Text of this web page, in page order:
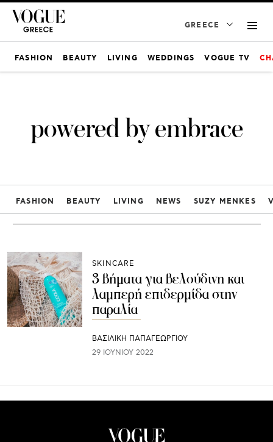
GREECE
FASHION BEAUTY LIVING WEDDINGS VOGUE TV
powered by embrace
FASHION BEAUTY LIVING NEWS SUZY MENKES
SKINCARE
3 βήματα για βελούδινη και
λαμπερή επιδερμίδα στην
παραλία
ΒΑΣΙΛΙΚΗ ΠΑΠΑΓΕΩΡΓΙΟΥ
29 ΙΟΥΝΊΟΥ 2022